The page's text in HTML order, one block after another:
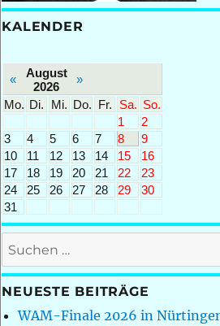
KALENDER
«
August
2026
»
Mo. Di. Mi. Do. Fr. Sa. So.
1
2
3
4 5 6 7 8
9
10
11 12 13 14 15
16
17
18 19 20 21 22
23
24
25 26 27 28 29
30
31
Suchen
nach:
NEUESTE BEITRÄGE
WAM-Finale 2026 in